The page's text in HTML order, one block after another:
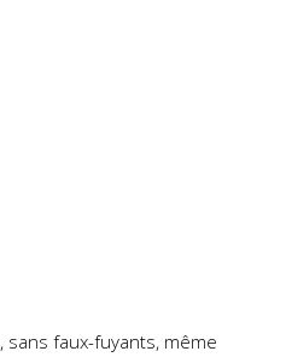
, sans faux-fuyants, même